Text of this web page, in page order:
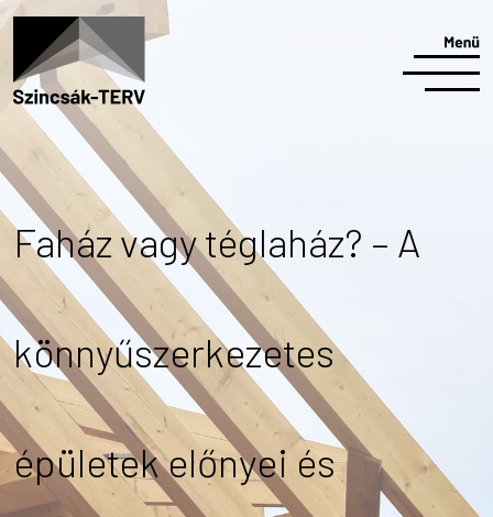
Faház vagy téglaház? – A
könnyűszerkezetes
épületek előnyei és